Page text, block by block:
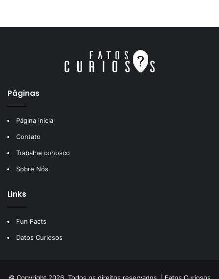
Páginas
Página inicial
Contato
Trabalhe conosco
Sobre Nós
Links
Fun Facts
Datos Curiosos